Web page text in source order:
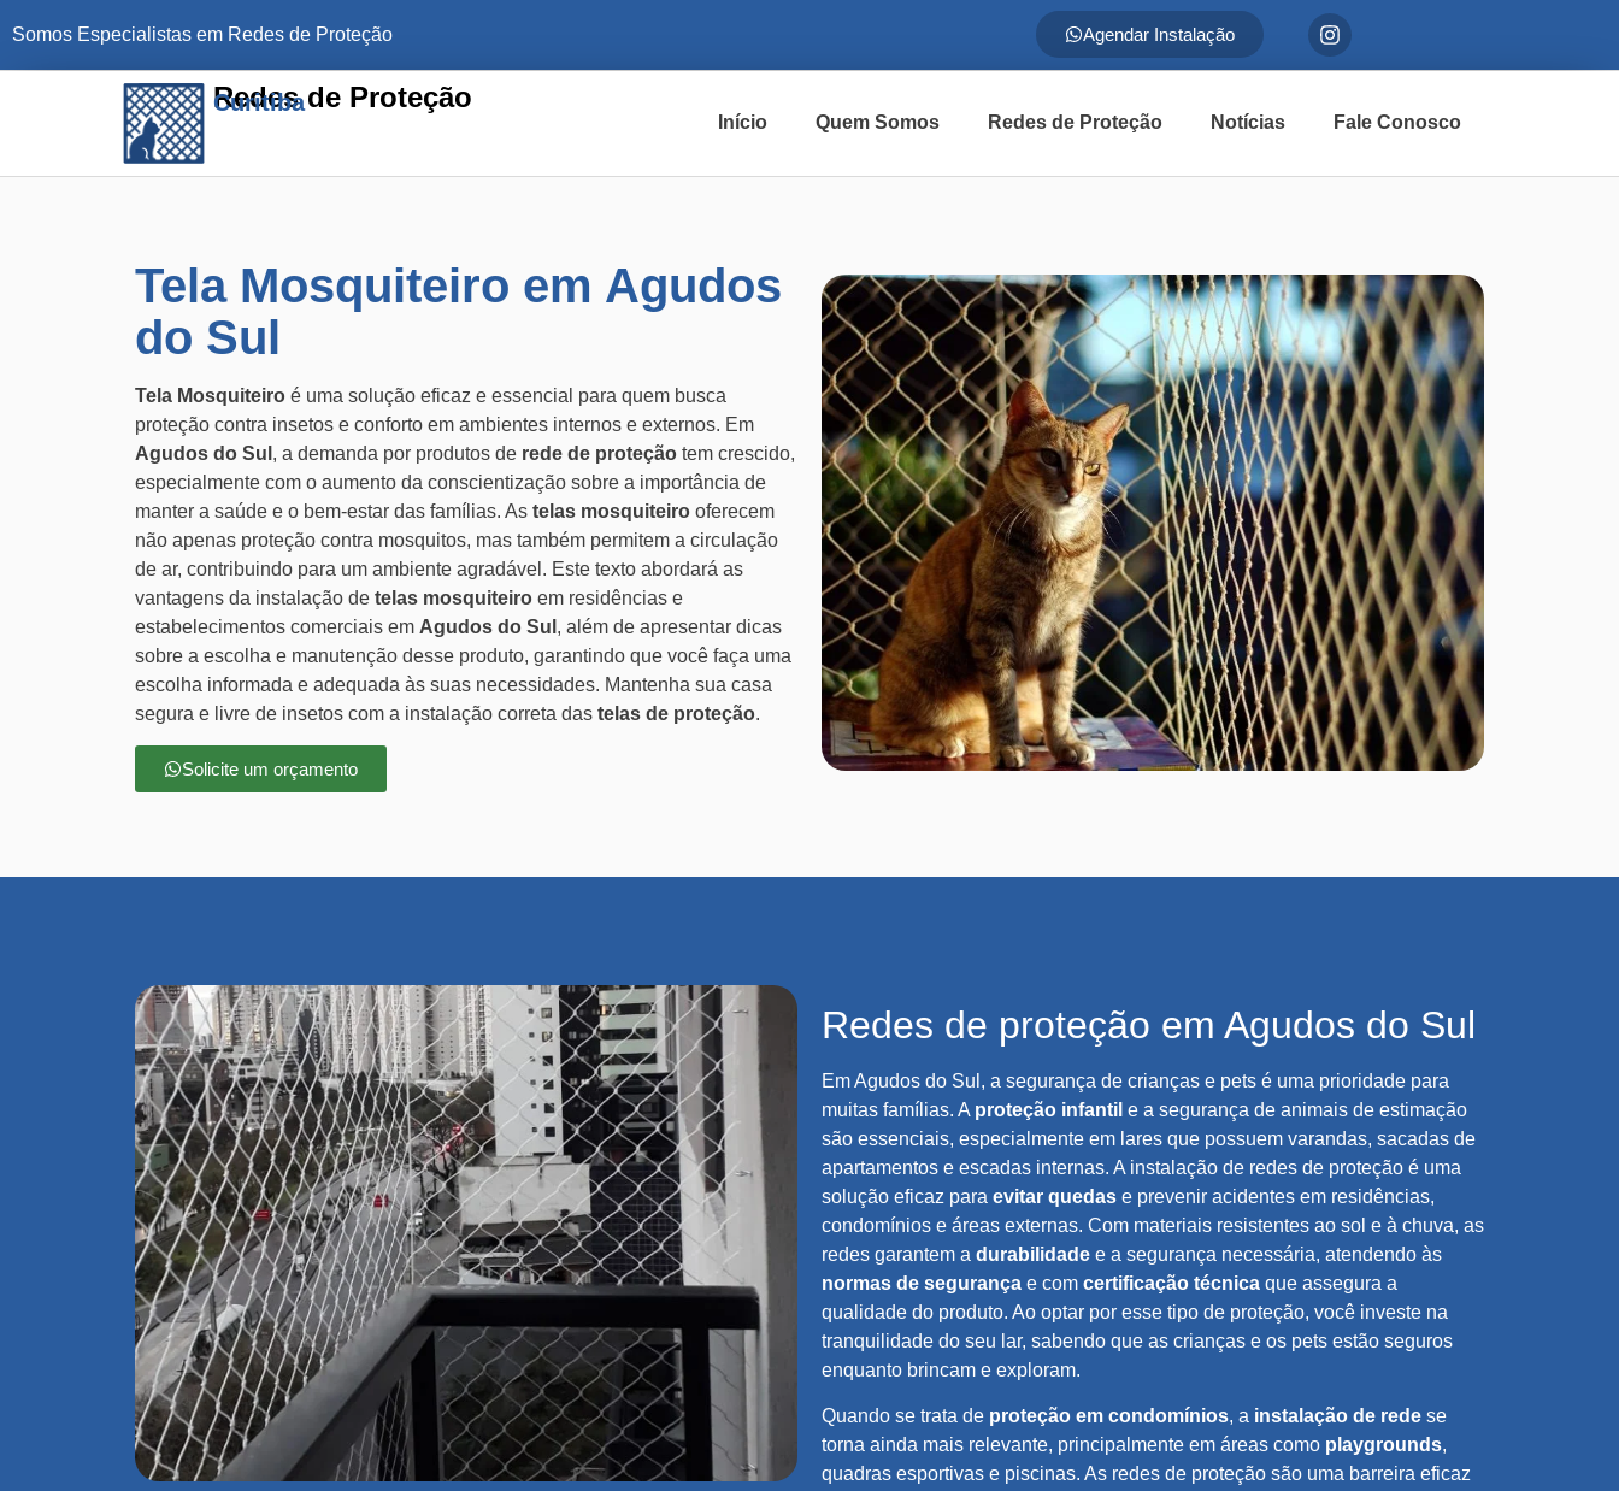
Somos Especialistas em Redes de Proteção Agendar Instalação
Redes de Proteção
Curitiba
Início Quem Somos Redes de Proteção Notícias Fale Conosco
Tela Mosquiteiro em Agudos
do Sul
Tela Mosquiteiro é uma solução eficaz e essencial para quem busca
proteção contra insetos e conforto em ambientes internos e externos. Em
Agudos do Sul , a demanda por produtos de rede de proteção tem crescido,
especialmente com o aumento da conscientização sobre a importância de
manter a saúde e o bem-estar das famílias. As telas mosquiteiro oferecem
não apenas proteção contra mosquitos, mas também permitem a circulação
de ar, contribuindo para um ambiente agradável. Este texto abordará as
vantagens da instalação de telas mosquiteiro em residências e
estabelecimentos comerciais em Agudos do Sul , além de apresentar dicas
sobre a escolha e manutenção desse produto, garantindo que você faça uma
escolha informada e adequada às suas necessidades. Mantenha sua casa
segura e livre de insetos com a instalação correta das telas de proteção.
Solicite um orçamento
Redes de proteção em Agudos do Sul
Em Agudos do Sul, a segurança de crianças e pets é uma prioridade para
muitas famílias. A proteção infantil e a segurança de animais de estimação
são essenciais, especialmente em lares que possuem varandas, sacadas de
apartamentos e escadas internas. A instalação de redes de proteção é uma
solução eficaz para evitar quedas e prevenir acidentes em residências,
condomínios e áreas externas. Com materiais resistentes ao sol e à chuva, as
redes garantem a durabilidade e a segurança necessária, atendendo às
normas de segurança e com certificação técnica que assegura a
qualidade do produto. Ao optar por esse tipo de proteção, você investe na
tranquilidade do seu lar, sabendo que as crianças e os pets estão seguros
enquanto brincam e exploram.
Quando se trata de proteção em condomínios, a instalação de rede se
torna ainda mais relevante, principalmente em áreas como playgrounds,
quadras esportivas e piscinas. As redes de proteção são uma barreira eficaz